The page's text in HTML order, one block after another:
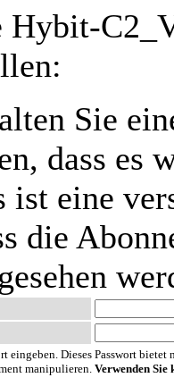
Hybit-
Sie
dass es
ist eine
die
eingeben. Dieses Passwort
manipulieren. Verwenden Sie